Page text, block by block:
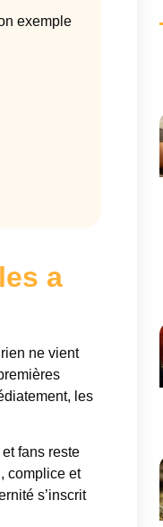
exemple
a
ne vient
les
fans reste
complice et
s’inscrit